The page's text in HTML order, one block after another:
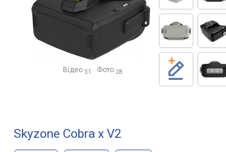
Відео 31 Фото 28
Skyzone Cobra x V2